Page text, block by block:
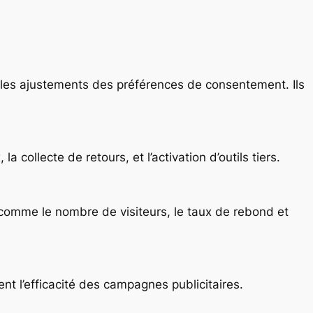
ajustements des préférences de consentement. Ils
collecte de retours, et l’activation d’outils tiers.
le nombre de visiteurs, le taux de rebond et
l’efficacité des campagnes publicitaires.